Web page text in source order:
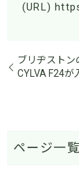
(URL)
ブリヂストン
CYLVA F24が